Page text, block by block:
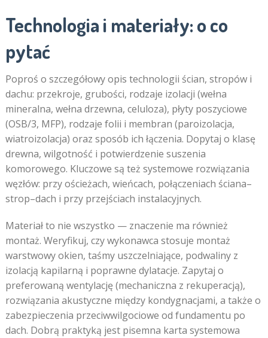
Technologia i materiały: o co
pytać
Poproś o szczegółowy opis technologii ścian, stropów i
dachu: przekroje, grubości, rodzaje izolacji (wełna
mineralna, wełna drzewna, celuloza), płyty poszyciowe
(OSB/3, MFP), rodzaje folii i membran (paroizolacja,
wiatroizolacja) oraz sposób ich łączenia. Dopytaj o klasę
drewna, wilgotność i potwierdzenie suszenia
komorowego. Kluczowe są też systemowe rozwiązania
węzłów: przy ościeżach, wieńcach, połączeniach ściana–
strop–dach i przy przejściach instalacyjnych.
Materiał to nie wszystko — znaczenie ma również
montaż. Weryfikuj, czy wykonawca stosuje montaż
warstwowy okien, taśmy uszczelniające, podwaliny z
izolacją kapilarną i poprawne dylatacje. Zapytaj o
preferowaną wentylację (mechaniczna z rekuperacją),
rozwiązania akustyczne między kondygnacjami, a także o
zabezpieczenia przeciwwilgociowe od fundamentu po
dach. Dobrą praktyką jest pisemna karta systemowa